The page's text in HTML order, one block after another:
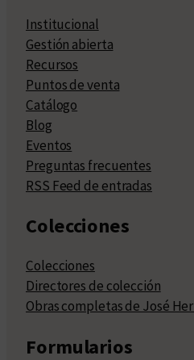
Institucional
Gestión abierta
Recursos
Puntos de venta
Catálogo
Blog
Eventos
Preguntas frecuentes
RSS Feed de entradas
Colecciones
Colecciones
Directores de colección
Obras completas de José
Formularios